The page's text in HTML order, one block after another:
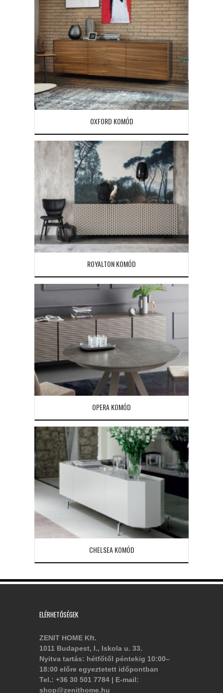
OXFORD KOMÓD
ROYALTON KOMÓD
OPERA KOMÓD
CHELSEA KOMÓD
ELÉRHETŐSÉGEK
ZENIT HOME Kft.
1011 Budapest, I., Iskola u. 33.
Nyitva tartás: hétfőtől péntekig 10:00–
18:00 előre egyeztetett időpontban
Tel.: +36 30 501 7784 | E-mail:
shop@zenithome.hu